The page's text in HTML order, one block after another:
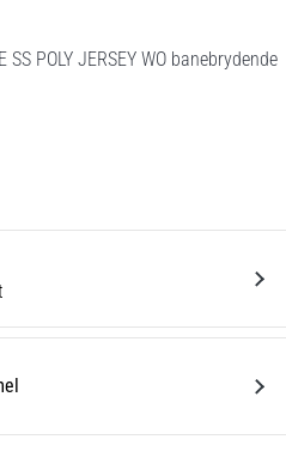
POLY JERSEY WO banebrydende